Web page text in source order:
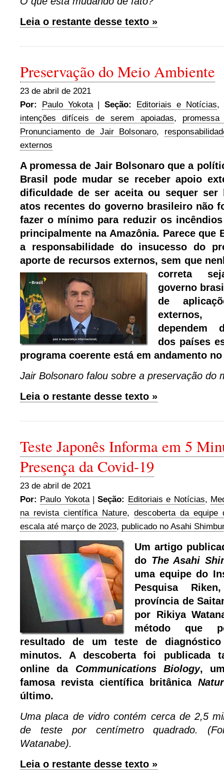
Leia o restante desse texto »
Preservação do Meio Ambiente
23 de abril de 2021
Por:
Paulo Yokota|Seção: Editoriais e Notícias,
intenções difíceis de serem apoiadas,
Pronunciamento de Jair Bolsonaro,
externos
A promessa de Jair Bolsonaro que a
Brasil pode mudar se receber apoio
dificuldade de ser aceita ou sequer ser
atos recentes do governo brasileiro não
fazer o mínimo para reduzir os
principalmente na Amazônia. Parece que
a responsabilidade do insucesso do
aporte de recursos externos, sem que
correta
governo
de
externos,
dependem
dos países
programa coerente está em andamento
Jair Bolsonaro falou sobre a preservação do
Leia o restante desse texto »
Teste Japonês Informa em 5
Presença da Covid-19
23 de abril de 2021
Por: Paulo Yokota|Seção: Editoriais e Notícias,
na revista científica Nature, descoberta da equipe
escala até março de 2023, publicado no Asahi
Um artigo
do The Asahi
uma equipe do
Pesquisa
província de
por Rikiya
método que
resultado de um teste de
minutos. A descoberta foi publicada
online da Communications Biology,
famosa revista científica britânica
último.
Uma placa de vidro contém cerca de 2,5
de teste por centímetro quadrado.
Watanabe).
Leia o restante desse texto »